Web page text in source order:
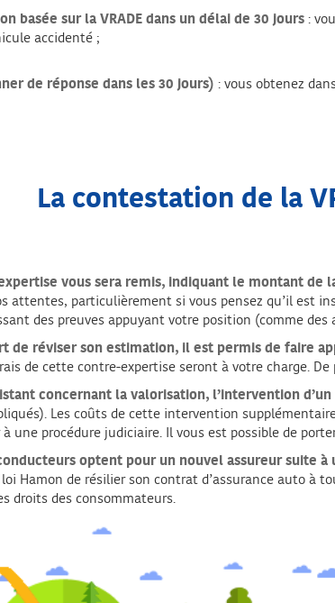
basée sur la VRADE dans un délai de 30 jours :
accidenté ;
de réponse dans les 30 jours) : vous obtenez
La contestation de la
vous sera remis, indiquant le montant de
attentes, particulièrement si vous pensez qu’il est
des preuves appuyant votre position (comme des
de réviser son estimation, il est permis de faire
de cette contre-expertise seront à votre charge.
concernant la valorisation, l’intervention
Les coûts de cette intervention
une procédure judiciaire. Il vous est possible de
conducteurs optent pour un nouvel assureur
Hamon de résilier son contrat d’assurance auto
droits des consommateurs.